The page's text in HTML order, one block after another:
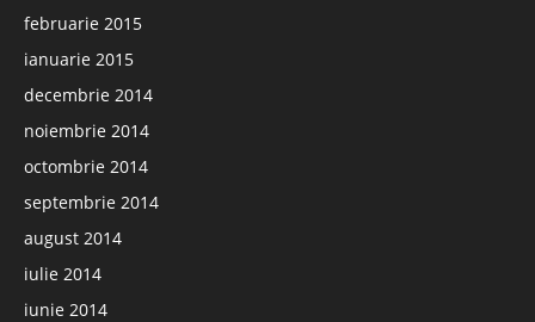
februarie 2015
ianuarie 2015
decembrie 2014
noiembrie 2014
octombrie 2014
septembrie 2014
august 2014
iulie 2014
iunie 2014